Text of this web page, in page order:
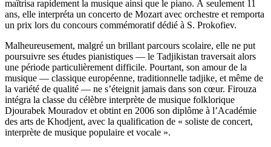
maîtrisa rapidement la musique ainsi que le piano. À seulement 11
ans, elle interpréta un concerto de Mozart avec orchestre et remporta
un prix lors du concours commémoratif dédié à S. Prokofiev.
Malheureusement, malgré un brillant parcours scolaire, elle ne put
poursuivre ses études pianistiques — le Tadjikistan traversait alors
une période particulièrement difficile. Pourtant, son amour de la
musique — classique européenne, traditionnelle tadjike, et même de
la variété de qualité — ne s’éteignit jamais dans son cœur. Firouza
intégra la classe du célèbre interprète de musique folklorique
Djourabek Mouradov et obtint en 2006 son diplôme à l’Académie
des arts de Khodjent, avec la qualification de « soliste de concert,
interprète de musique populaire et vocale ».